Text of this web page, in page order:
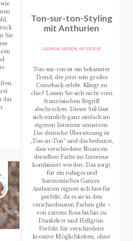
wie
Sie
das
Ton-sur-ton-Styling
mit Anthurien
CARMEN, FARBEN, INTERIEUR
Ton-sur-ton ist ein bekannter
Trend, der jetzt sein großes
Comeback erlebt. Klingt zu
chic? Lassen Sie sich nicht vom
französischen Begriff
abschrecken. Dieser Stil lässt
sich nämlich ganz einfach im
eigenen Interieur umsetzen.
Die deutsche Übersetzung ist
„Ton-in-Ton“ und das bedeutet,
dass verschiedene Nuancen
derselben Farbe im Interieur
kombiniert werden. Das sorgt
für ein ruhiges und
harmonisches Ganzes.
Anthurien eignen sich hierfür
perfekt, da es sie in den
verschiedensten Farben gibt –
von zartem Rosa bis hin zu
Dunkelrot und Hellgrün.
Perfekt für verschiedene
kreative Möglichkeiten, ohne